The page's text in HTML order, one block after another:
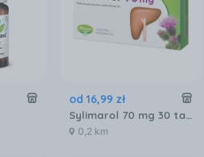
od 16,99 zł
Sylimarol 70 mg 30 tabl
0,2 km